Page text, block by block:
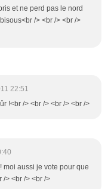
et ne perd pas le nord
/> <br /> <br />
22:51
!<br /> <br /> <br /> <br />
moi aussi je vote pour que
/> <br /> <br />